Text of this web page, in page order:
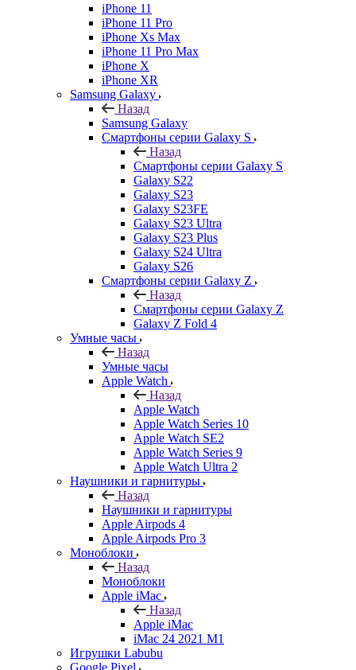
iPhone 11
iPhone 11 Pro
iPhone Xs Max
iPhone 11 Pro Max
iPhone X
iPhone XR
Samsung Galaxy
Назад
Samsung Galaxy
Смартфоны серии Galaxy S
Назад
Смартфоны серии Galaxy S
Galaxy S22
Galaxy S23
Galaxy S23FE
Galaxy S23 Ultra
Galaxy S23 Plus
Galaxy S24 Ultra
Galaxy S26
Смартфоны серии Galaxy Z
Назад
Смартфоны серии Galaxy Z
Galaxy Z Fold 4
Умные часы
Назад
Умные часы
Apple Watch
Назад
Apple Watch
Apple Watch Series 10
Apple Watch SE2
Apple Watch Series 9
Apple Watch Ultra 2
Наушники и гарнитуры
Назад
Наушники и гарнитуры
Apple Airpods 4
Apple Airpods Pro 3
Моноблоки
Назад
Моноблоки
Apple iMac
Назад
Apple iMac
iMac 24 2021 M1
Игрушки Labubu
Google Pixel